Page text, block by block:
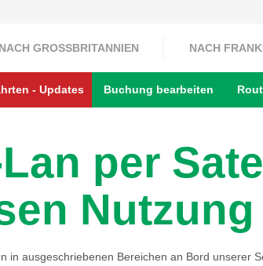
NACH GROSSBRITANNIEN NACH
- Updates Buchung bearbeiten
per
Nutzung
in ausgeschriebenen Bereichen an Bord unserer